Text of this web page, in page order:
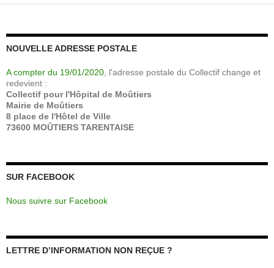
NOUVELLE ADRESSE POSTALE
A compter du 19/01/2020 , l'adresse postale du Collectif change et
redevient :
Collectif pour l'Hôpital de Moûtiers
Mairie de Moûtiers
8 place de l'Hôtel de Ville
73600 MOÛTIERS TARENTAISE
SUR FACEBOOK
Nous suivre sur Facebook
LETTRE D’INFORMATION NON REÇUE ?